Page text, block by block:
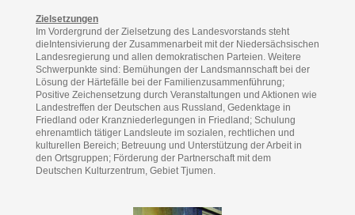
Zielsetzungen
Im Vordergrund der Zielsetzung des Landesvorstands steht
dieIntensivierung der Zusammenarbeit mit der Niedersächsischen
Landesregierung und allen demokratischen Parteien. Weitere
Schwerpunkte sind: Bemühungen der Landsmannschaft bei der
Lösung der Härtefälle bei der Familienzusammenführung;
Positive Zeichensetzung durch Veranstaltungen und Aktionen wie
Landestreffen der Deutschen aus Russland, Gedenktage in
Friedland oder Kranzniederlegungen in Friedland; Schulung
ehrenamtlich tätiger Landsleute im sozialen, rechtlichen und
kulturellen Bereich; Betreuung und Unterstützung der Arbeit in
den Ortsgruppen; Förderung der Partnerschaft mit dem
Deutschen Kulturzentrum, Gebiet Tjumen.